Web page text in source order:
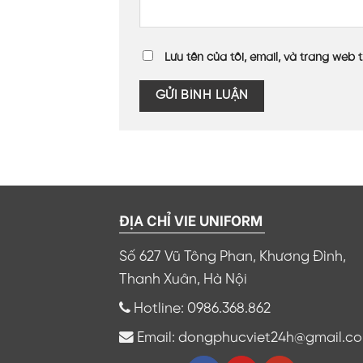
Lưu tên của tôi, email, và trang
ĐỊA CHỈ VIE UNIFORM
Số 627 Vũ Tông Phan, Khương Đình,
Thanh Xuân, Hà Nội
Hotline: 0986.368.862
Email: